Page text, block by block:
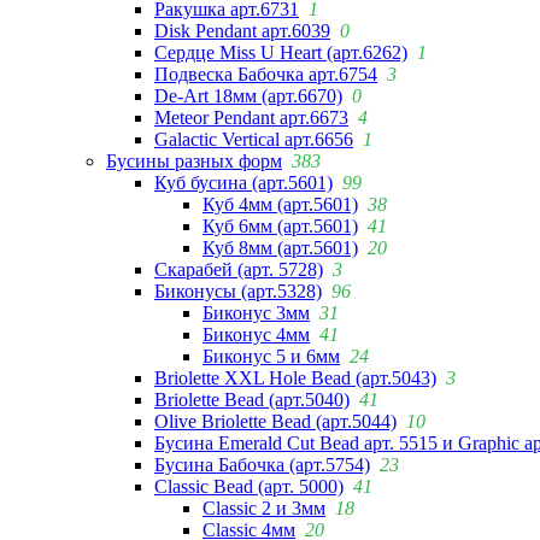
Ракушка арт.6731
1
Disk Pendant арт.6039 0
Сердце Miss U Heart (арт.6262) 1
Подвеска Бабочка арт.6754 3
De-Art 18мм (арт.6670) 0
Meteor Pendant арт.6673 4
Galactic Vertical арт.6656 1
Бусины разных форм 383
Куб бусина (арт.5601) 99
Куб 4мм (арт.5601) 38
Куб 6мм (арт.5601) 41
Куб 8мм (арт.5601) 20
Скарабей (арт. 5728) 3
Биконусы (арт.5328) 96
Биконус 3мм 31
Биконус 4мм 41
Биконус 5 и 6мм 24
Briolette XXL Hole Bead (арт.5043) 3
Briolette Bead (арт.5040) 41
Olive Briolette Bead (арт.5044) 10
Бусина Emerald Cut Bead арт. 5515 и Graphic
Бусина Бабочка (арт.5754) 23
Classic Bead (арт. 5000) 41
Classic 2 и 3мм 18
Classic 4мм 20